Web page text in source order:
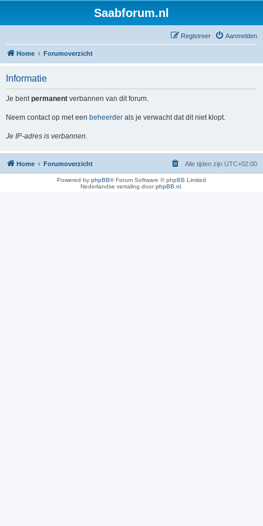
Saabforum.nl
Aanmelden
Registreer
Home Forumoverzicht
Informatie
Je bentpermanent verbannen van dit forum.
Neem contact op met een beheerder als je verwacht dat dit niet klopt.
Je IP-adres is verbannen.
Home Forumoverzicht Alle tijden zijn UTC+02:00
Powered by phpBB® Forum Software © phpBB Limited
Nederlandse vertaling doorphpBB.nl